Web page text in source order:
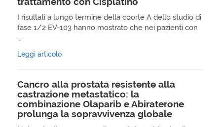
I risultati a lungo termine della coorte A dello studio di
fase 1/2 EV-103 hanno mostrato che nei pazienti con
...
Leggi articolo
Cancro alla prostata resistente alla
castrazione metastatico: la
combinazione Olaparib e Abiraterone
prolunga la sopravvivenza globale